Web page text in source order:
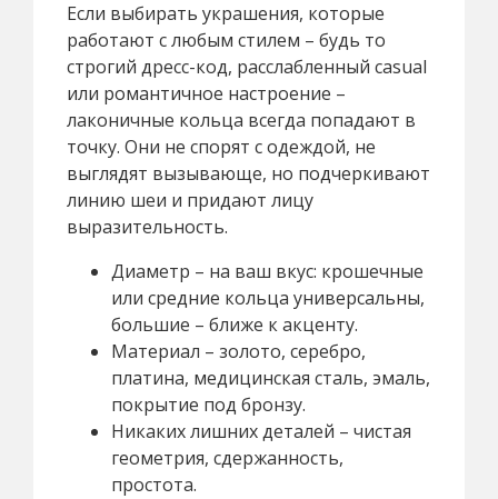
Если выбирать украшения, которые
работают с любым стилем – будь то
строгий дресс-код, расслабленный casual
или романтичное настроение –
лаконичные кольца всегда попадают в
точку. Они не спорят с одеждой, не
выглядят вызывающе, но подчеркивают
линию шеи и придают лицу
выразительность.
Диаметр – на ваш вкус: крошечные
или средние кольца универсальны,
большие – ближе к акценту.
Материал – золото, серебро,
платина, медицинская сталь, эмаль,
покрытие под бронзу.
Никаких лишних деталей – чистая
геометрия, сдержанность,
простота.